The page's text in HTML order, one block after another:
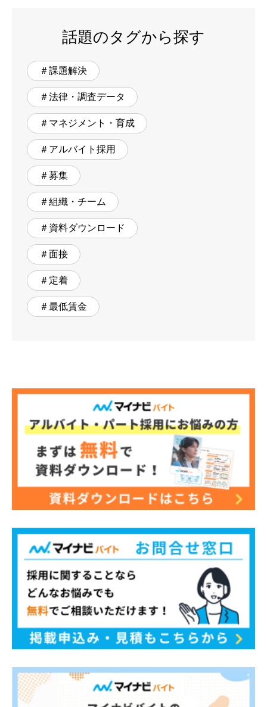
話題のタグから探す
＃課題解決
＃法律・調査データ
＃マネジメント・育成
＃アルバイト採用
＃募集
＃組織・チーム
＃資料ダウンロード
＃面接
＃定着
＃最低賃金